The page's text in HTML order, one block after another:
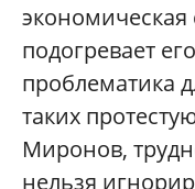
экономическая
подогревает
проблематика
таких
Миронов,
нельзя